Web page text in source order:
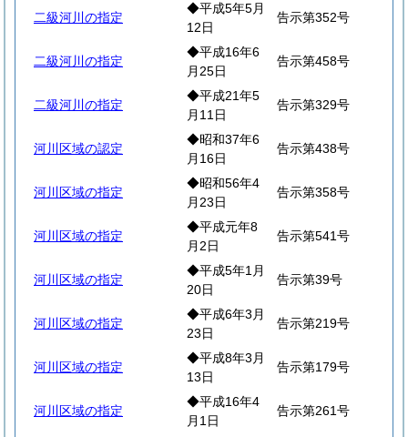
二級河川の指定
◆平成5年5月
12日
告示第352号
二級河川の指定
◆平成16年6
月25日
告示第458号
二級河川の指定
◆平成21年5
月11日
告示第329号
河川区域の認定
◆昭和37年6
月16日
告示第438号
河川区域の指定
◆昭和56年4
月23日
告示第358号
河川区域の指定
◆平成元年8
月2日
告示第541号
河川区域の指定
◆平成5年1月
20日
告示第39号
河川区域の指定
◆平成6年3月
23日
告示第219号
河川区域の指定
◆平成8年3月
13日
告示第179号
河川区域の指定
◆平成16年4
月1日
告示第261号